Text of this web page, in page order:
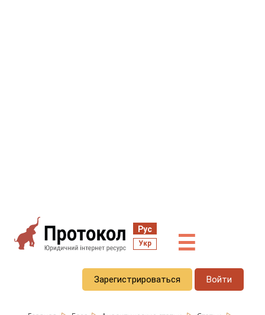
Рус
Укр ☰
Зарегистрироваться Войти